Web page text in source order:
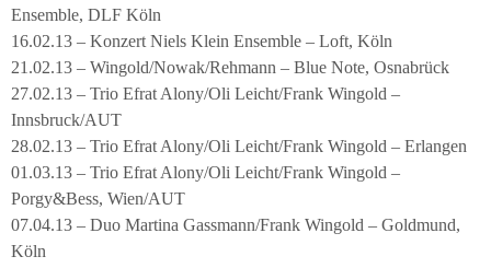
Ensemble, DLF Köln
16.02.13 – Konzert Niels Klein Ensemble – Loft, Köln
21.02.13 – Wingold/Nowak/Rehmann – Blue Note, Osnabrück
27.02.13 – Trio Efrat Alony/Oli Leicht/Frank Wingold –
Innsbruck/AUT
28.02.13 – Trio Efrat Alony/Oli Leicht/Frank Wingold – Erlangen
01.03.13 – Trio Efrat Alony/Oli Leicht/Frank Wingold –
Porgy&Bess, Wien/AUT
07.04.13 – Duo Martina Gassmann/Frank Wingold – Goldmund,
Köln